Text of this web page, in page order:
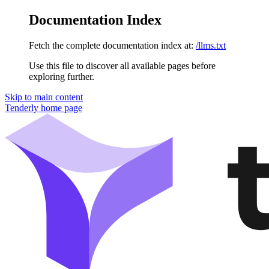
Documentation Index
Fetch the complete documentation index at: /llms.txt
Use this file to discover all available pages before
exploring further.
Skip to main content
Tenderly home page